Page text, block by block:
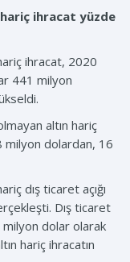
hariç ihracat yüzde
ihracat, 2020
441 milyon
altın hariç
dolardan, 16
dış ticaret açığı
Dış ticaret
dolar olarak
hariç ihracatın